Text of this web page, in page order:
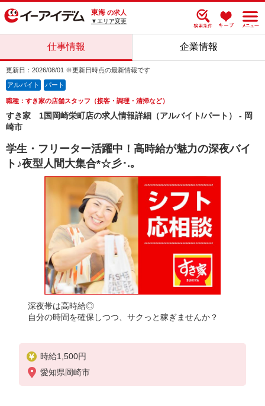
東海 の求人
▼エリア変更
仕事情報 企業情報
更新日：2026/08/01 ※更新日時点の最新情報です
アルバイト パート
職種：すき家の店舗スタッフ（接客・調理・清掃など）
すき家 1国岡崎栄町店の求人情報詳細（アルバイト/パート） - 岡
崎市
学生・フリーター活躍中！高時給が魅力の深夜バイ
ト♪夜型人間大集合*☆彡･.｡
深夜帯は高時給◎
自分の時間を確保しつつ、サクっと稼ぎませんか？
時給1,500円
愛知県岡崎市